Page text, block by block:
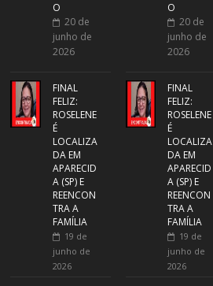
O
20 de
junho de
2026
FINAL
FELIZ:
ROSELENE
É
LOCALIZA
DA EM
APARECID
A (SP) E
REENCON
TRA A
FAMÍLIA
19 de
junho de
2026
O
20 de
junho de
2026
FINAL
FELIZ:
ROSELENE
É
LOCALIZA
DA EM
APARECID
A (SP) E
REENCON
TRA A
FAMÍLIA
19 de
junho de
2026